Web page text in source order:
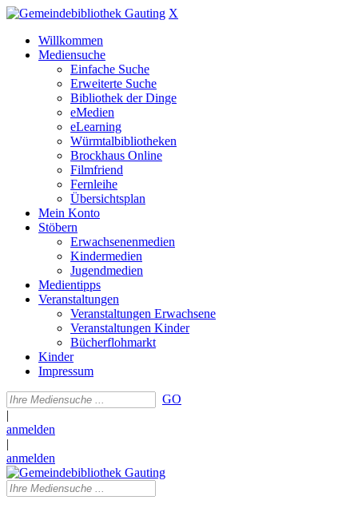
X
Willkommen
Mediensuche
Einfache Suche
Erweiterte Suche
Bibliothek der Dinge
eMedien
eLearning
Würmtalbibliotheken
Brockhaus Online
Filmfriend
Fernleihe
Übersichtsplan
Mein Konto
Stöbern
Erwachsenenmedien
Kindermedien
Jugendmedien
Medientipps
Veranstaltungen
Veranstaltungen Erwachsene
Veranstaltungen Kinder
Bücherflohmarkt
Kinder
Impressum
GO
|
anmelden
|
anmelden